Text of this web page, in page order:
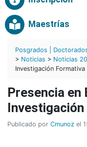
Maestrías
Posgrados |
> Noticias > Noticias
Investigación Formativa
Presencia en
Publicado por Cmunoz el